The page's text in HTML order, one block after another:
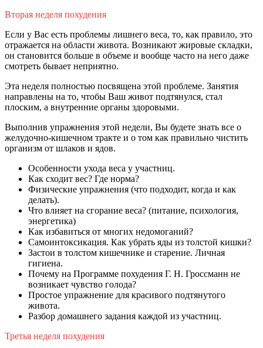
Вторая неделя похудения
Если у Вас есть проблемы лишнего веса, то, как правило, это
отражается на области живота. Возникают жировые складки,
он становится больше в объеме и вообще часто на него даже
смотреть бывает неприятно.
Эта неделя полностью посвящена этой проблеме. Занятия
направлены на то, чтобы Ваш живот подтянулся, стал
плоским, а внутренние органы здоровыми.
Выполнив упражнения этой недели, Вы будете знать все о
желудочно-кишечном тракте и о том как правильно чистить
организм от шлаков и ядов.
Особенности ухода веса у участниц.
Как сходит вес? Где норма?
Физические упражнения (что подходит, когда и как
делать).
Что влияет на сгорание веса? (питание, психология,
энергетика)
Как избавиться от многих недомоганий?
Самоинтоксикация. Как убрать яды из толстой кишки?
Застои в толстом кишечнике и старение. Личная
гигиена.
Почему на Программе похудения Г. Н. Гроссманн не
возникает чувство голода?
Простое упражнение для красивого подтянутого
живота.
Разбор домашнего задания каждой из участниц.
Третья неделя похудения